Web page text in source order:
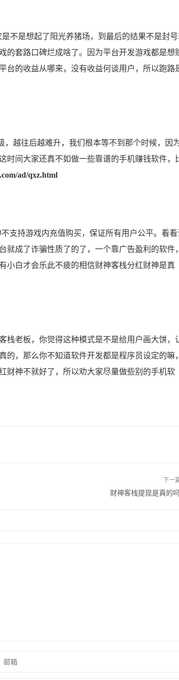
是想起了阳光养猪场，到最后的结果不是封
的套路口碑烂成啥了。因为平台开发游戏都是想
台的收益从哪来，没有收益何谈用户，所以跑路
越往后越难升，我们根本等不到那个时候，因
时间大家还真不如做一些靠谱的手机赚钱软件，
ad/qxz.html
持游戏内充值购买，保证所有用户公平。看看
成了诈骗性质了的了，一个靠广告盈利的软件，
小白才会乐此不疲的相信财神客栈分红财神是真
老板，你觉得这种模式是不是给用户画大饼，
，那么你不知道软件开发都是程序员设定的嘛，
财神不就好了，所以劝大家尽量做些别的手机软
下一
财神客栈提现是真的吗